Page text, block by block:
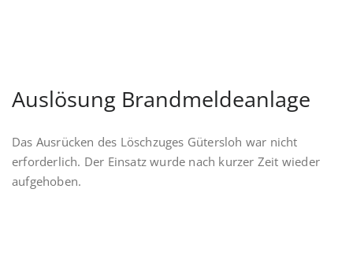
Auslösung Brandmeldeanlage
Das Ausrücken des Löschzuges Gütersloh war nicht
erforderlich. Der Einsatz wurde nach kurzer Zeit wieder
aufgehoben.